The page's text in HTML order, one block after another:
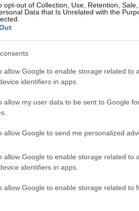
opt-out of Collection, Use, Retention,
Data that Is Unrelated with the
allow Google to enable storage related to
identifiers in apps.
allow my user data to be sent to Google
allow Google to send me personalized
allow Google to enable storage related to
identifiers in apps.
allow Google to enable storage related to
di posizione di numerosi
ad assumere
fondamentali: una
effettivo in grado di
con altri Stati. Tali elementi
devono necessariamente
tale dalla comunità
la Palestina, a due